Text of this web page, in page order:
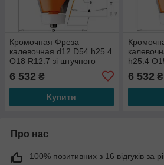
Кромочная Фреза
калевочная d12 D54 h25.4
O18 R12.7 зі штучного
каменю СМТ 980.541.11
6 532 ₴
Купити
h25.4
6 532 ₴
Про нас
100% позитивних з 16 відгуків за